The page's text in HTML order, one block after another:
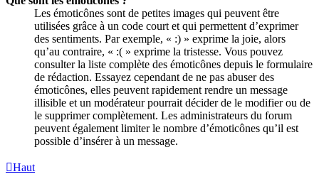
Les émoticônes sont de petites images qui peuvent être
utilisées grâce à un code court et qui permettent d’exprimer
des sentiments. Par exemple, « :) » exprime la joie, alors
qu’au contraire, « :( » exprime la tristesse. Vous pouvez
consulter la liste complète des émoticônes depuis le formulaire
de rédaction. Essayez cependant de ne pas abuser des
émoticônes, elles peuvent rapidement rendre un message
illisible et un modérateur pourrait décider de le modifier ou de
le supprimer complètement. Les administrateurs du forum
peuvent également limiter le nombre d’émoticônes qu’il est
possible d’insérer à un message.
Haut